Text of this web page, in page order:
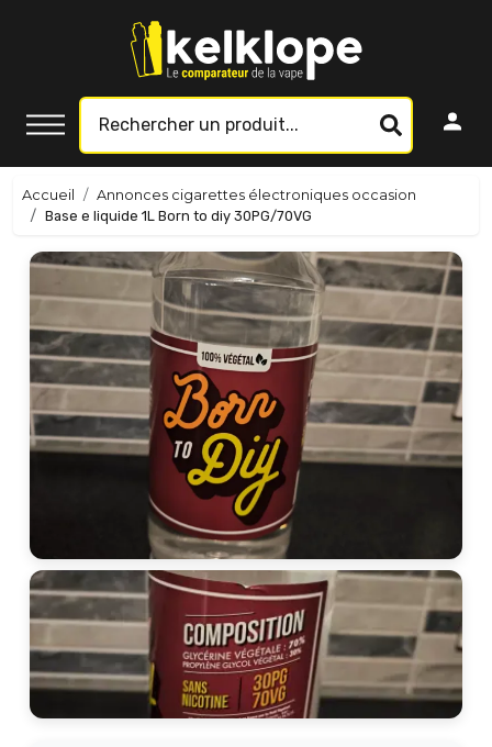
Accueil
Annonces cigarettes électroniques occasion
Base e liquide 1L Born to diy 30PG/70VG